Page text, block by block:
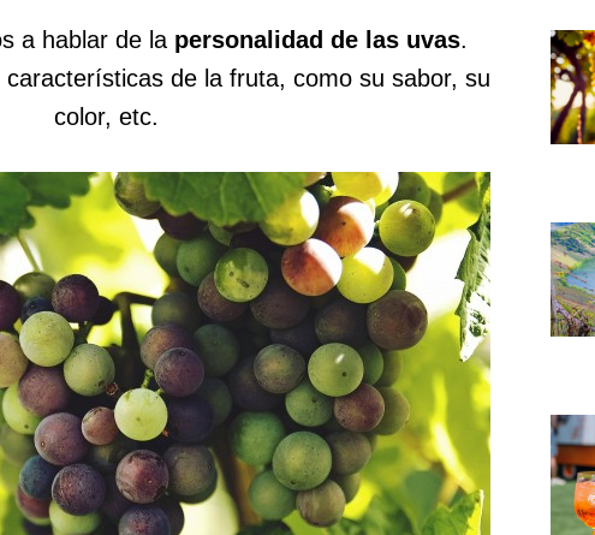
a hablar de la personalidad de las uvas.
de la fruta, como su sabor, su
color, etc.